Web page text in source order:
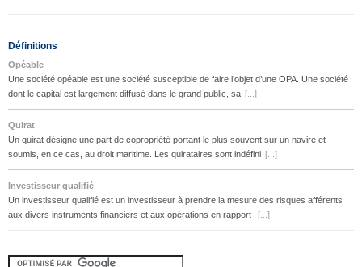
Définitions
Opéable
Une société opéable est une société susceptible de faire l’objet d’une OPA. Une société
dont le capital est largement diffusé dans le grand public, sa [...]
Quirat
Un quirat désigne une part de copropriété portant le plus souvent sur un navire et
soumis, en ce cas, au droit maritime. Les quirataires sont indéfini [...]
Investisseur qualifié
Un investisseur qualifié est un investisseur à prendre la mesure des risques afférents
aux divers instruments financiers et aux opérations en rapport
[...]